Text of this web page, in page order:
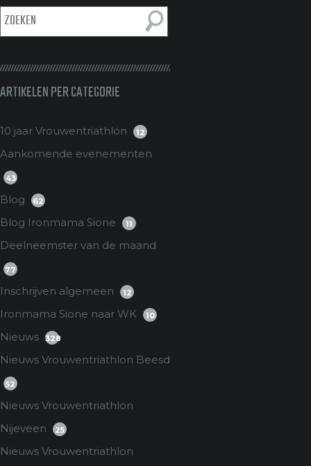
ARTIKELEN PER CATEGORIE
10 jaar Vrouwentriathlon 12
Aankomende evenementen
43
Blog 62
Blog Ironmama Sione 11
Deelneemster van de maand
77
Inschrijven algemeen 12
Ironmama Sione naar WK 10
Nieuws 328
Nieuws Vrouwentriathlon Beesd
52
Nieuws Vrouwentriathlon
Nijeveen
25
Nieuws Vrouwentriathlon